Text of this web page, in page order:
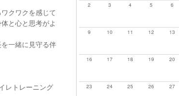
クワクを感じて
と心と思考がよ
一緒に見守る伴
レトレーニング
2 3 4 5 6
9 10 11 12 13
16 17 18 19 20
23 24 25 26 27